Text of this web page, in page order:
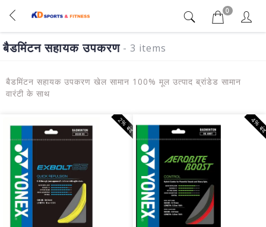
0
बैडमिंटन सहायक उपकरण - 3 items
बैडमिंटन सहायक उपकरण खेल सामान 100% मूल उत्पाद ब्रांडेड सामान
वारंटी के साथ
2% बंद 4%